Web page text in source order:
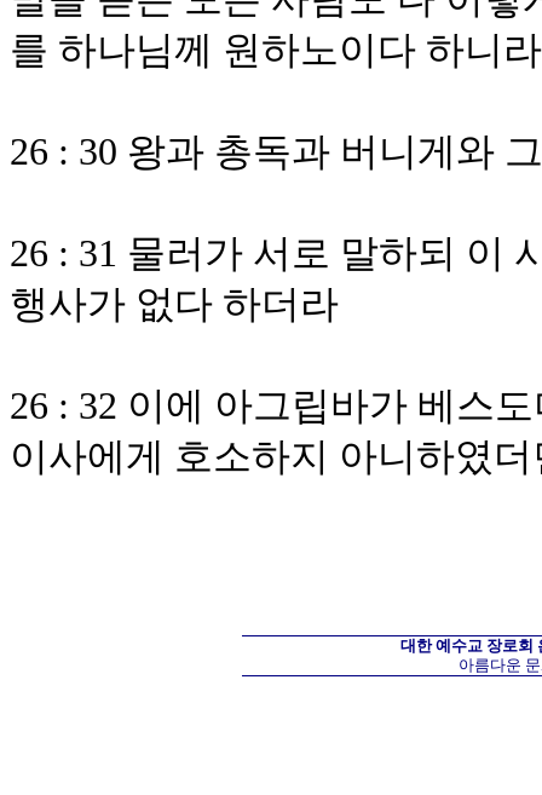
를 하나님께 원하노이다 하니라
26 : 30 왕과 총독과 버니게와
26 : 31 물러가 서로 말하되 이
행사가 없다 하더라
26 : 32 이에 아그립바가 베스
이사에게 호소하지 아니하였
대한 예수교 장로회
아름다운